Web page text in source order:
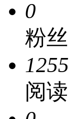
0
粉丝
1255
阅读